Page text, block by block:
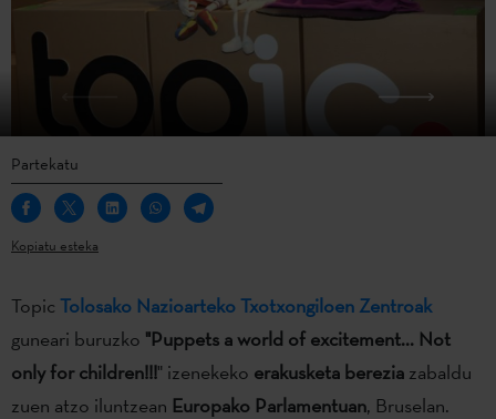
Partekatu
Kopiatu esteka
Topic Tolosako Nazioarteko Txotxongiloen Zentroak
guneari buruzko "Puppets a world of excitement... Not
only for children!!!" izenekeko erakusketa berezia zabaldu
zuen atzo iluntzean Europako Parlamentuan, Bruselan.